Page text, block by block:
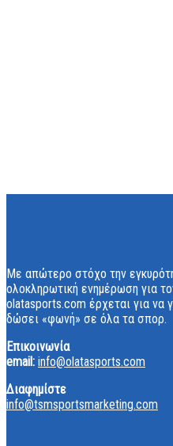
Με απώτερο στόχο την
ολοκληρωτική ενημέρωση για
olatasports.com έρχεται για να
δώσει «φωνή» σε όλα τα σπορ.
Επικοινωνία
email: info@olatasports.com
Διαφημίστε
info@tsmsportsmarketing.com